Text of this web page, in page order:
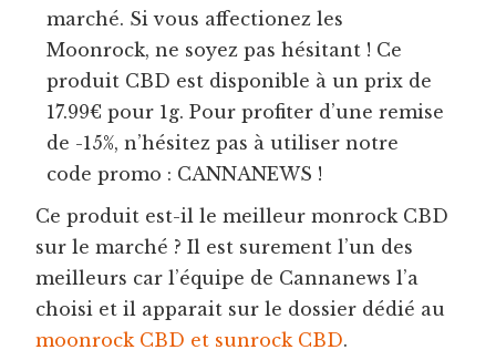
marché. Si vous affectionez les
Moonrock, ne soyez pas hésitant ! Ce
produit CBD est disponible à un prix de
17.99€ pour 1g. Pour profiter d’une remise
de -15%, n’hésitez pas à utiliser notre
code promo : CANNANEWS !
Ce produit est-il le meilleur monrock CBD
sur le marché ? Il est surement l’un des
meilleurs car l’équipe de Cannanews l’a
choisi et il apparait sur le dossier dédié au
moonrock CBD et sunrock CBD.